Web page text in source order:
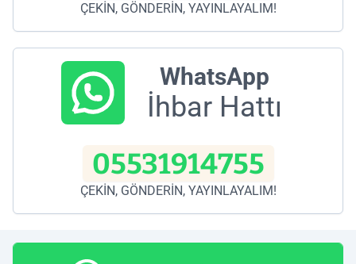
ÇEKİN, GÖNDERİN, YAYINLAYALIM!
WhatsApp
İhbar Hattı
05531914755
ÇEKİN, GÖNDERİN, YAYINLAYALIM!